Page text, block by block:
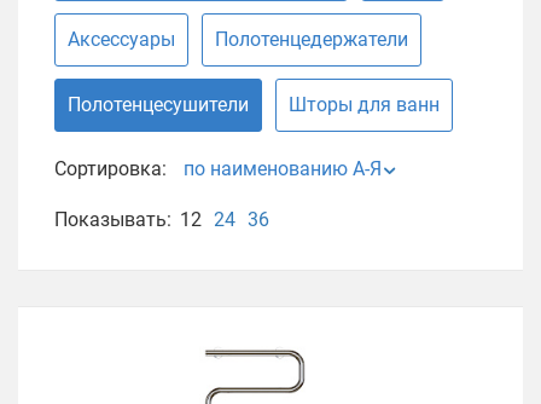
Аксессуары Полотенцедержатели
Полотенцесушители Шторы для ванн
Сортировка: по наименованию А-Я
Показывать: 12 24 36